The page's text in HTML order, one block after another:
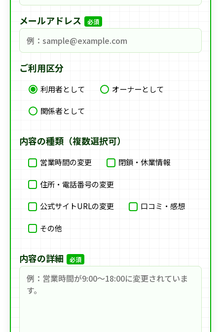
メールアドレス 必須
ご利用区分
利用者として
オーナーとして
関係者として
内容の種類（複数選択可）
営業時間の変更 閉鎖・休業情報
住所・電話番号の変更
公式サイトURLの変更 口コミ・感想
その他
内容の詳細 必須